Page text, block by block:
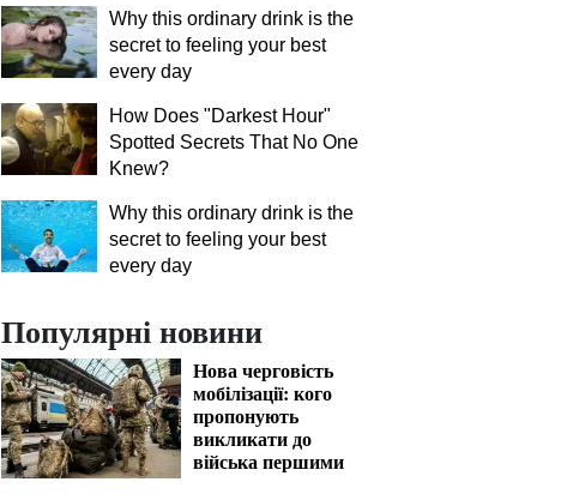
Why this ordinary drink is the
secret to feeling your best
every day
How Does "Darkest Hour"
Spotted Secrets That No One
Knew?
Why this ordinary drink is the
secret to feeling your best
every day
Популярні новини
Нова черговість
мобілізації: кого
пропонують
викликати до
війська першими